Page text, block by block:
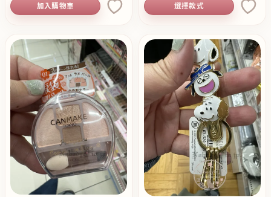
加入購物車 選擇款式